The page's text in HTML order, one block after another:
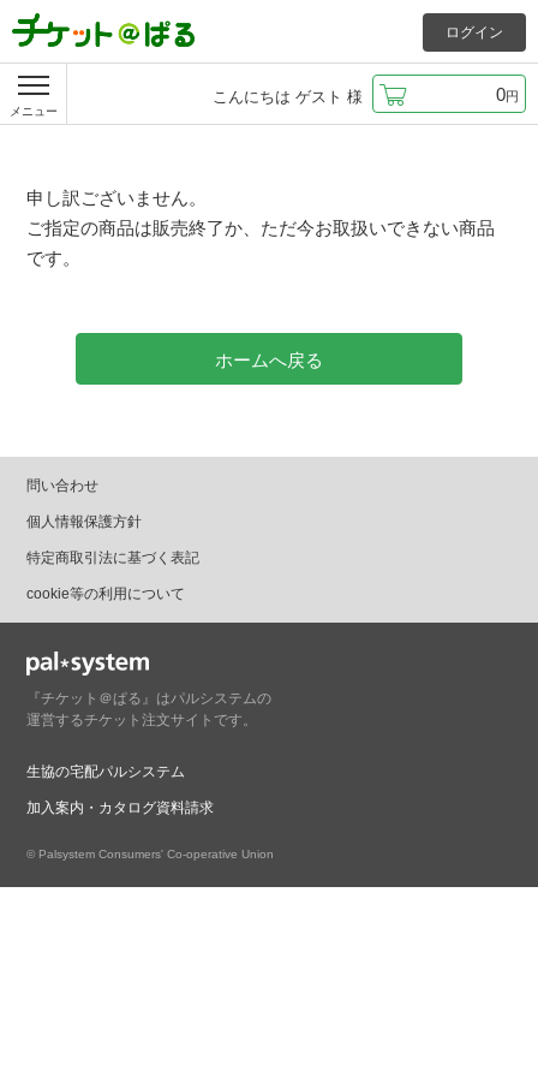
メニュー
こんにちは ゲスト 様 0円
ログイン
申し訳ございません。
ご指定の商品は販売終了か、ただ今お取扱いできない商品
です。
ホームへ戻る
問い合わせ
個人情報保護方針
特定商取引法に基づく表記
cookie等の利用について
『チケット＠ぱる』はパルシステムの
運営するチケット注文サイトです。
生協の宅配パルシステム
加入案内・カタログ資料請求
© Palsystem Consumers' Co-operative Union